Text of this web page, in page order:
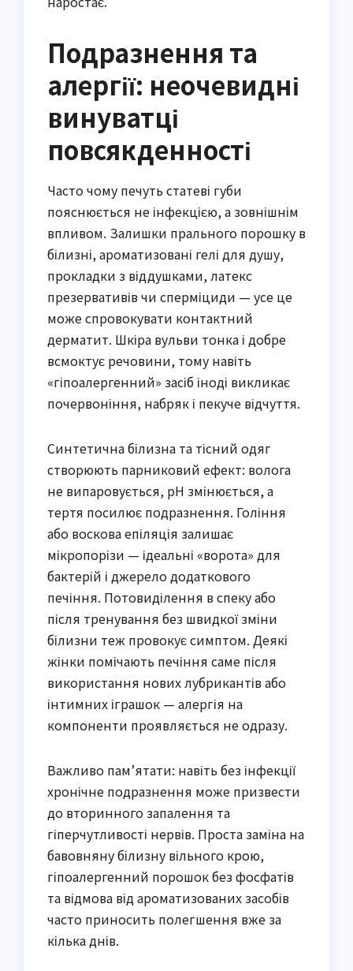
Подразнення та
алергії: неочевидні
винуватці
повсякденності
Часто чому печуть статеві губи
пояснюється не інфекцією, а зовнішнім
впливом. Залишки прального порошку в
білизні, ароматизовані гелі для душу,
прокладки з віддушками, латекс
презервативів чи сперміциди — усе це
може спровокувати контактний
дерматит. Шкіра вульви тонка і добре
всмоктує речовини, тому навіть
«гіпоалергенний» засіб іноді викликає
почервоніння, набряк і пекуче відчуття.
Синтетична білизна та тісний одяг
створюють парниковий ефект: волога
не випаровується, pH змінюється, а
тертя посилює подразнення. Гоління
або воскова епіляція залишає
мікропорізи — ідеальні «ворота» для
бактерій і джерело додаткового
печіння. Потовиділення в спеку або
після тренування без швидкої зміни
білизни теж провокує симптом. Деякі
жінки помічають печіння саме після
використання нових лубрикантів або
інтимних іграшок — алергія на
компоненти проявляється не одразу.
Важливо пам’ятати: навіть без інфекції
хронічне подразнення може призвести
до вторинного запалення та
гіперчутливості нервів. Проста заміна на
бавовняну білизну вільного крою,
гіпоалергенний порошок без фосфатів
та відмова від ароматизованих засобів
часто приносить полегшення вже за
кілька днів.